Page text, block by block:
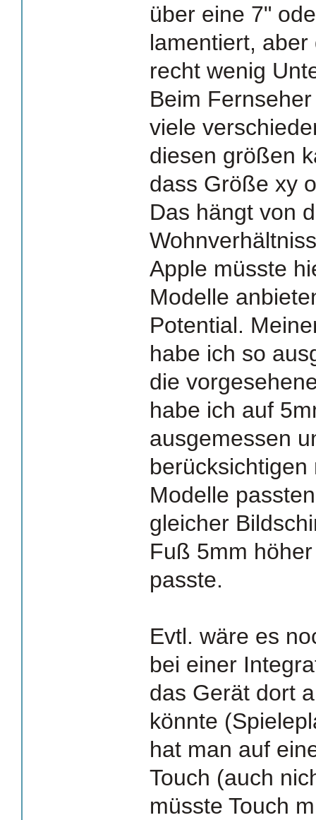
über eine 7"
lamentiert,
recht wenig
Beim
viele
diesen größen
dass Größe xy
Das hängt von
Apple müsste
Modelle
Potential.
habe ich so
die
habe ich auf
ausgemessen
Modelle
gleicher
Fuß 5mm
passte.
Evtl. wäre es
bei einer
das Gerät dort
könnte
hat man auf
Touch (auch
müsste Touch